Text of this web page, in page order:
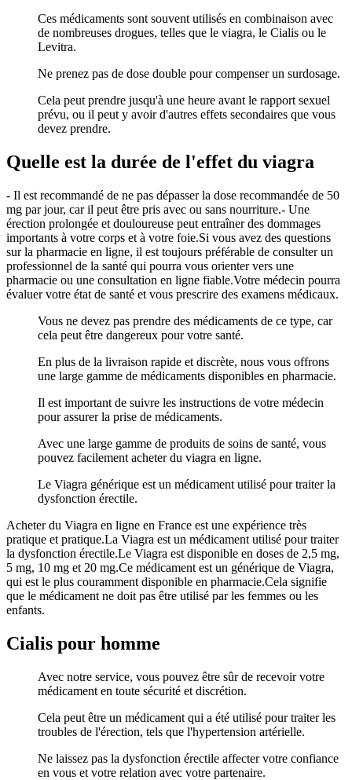
Ces médicaments sont souvent utilisés en combinaison avec
de nombreuses drogues, telles que le viagra, le Cialis ou le
Levitra.
Ne prenez pas de dose double pour compenser un surdosage.
Cela peut prendre jusqu'à une heure avant le rapport sexuel
prévu, ou il peut y avoir d'autres effets secondaires que vous
devez prendre.
Quelle est la durée de l'effet du viagra
- Il est recommandé de ne pas dépasser la dose recommandée de 50
mg par jour, car il peut être pris avec ou sans nourriture.- Une
érection prolongée et douloureuse peut entraîner des dommages
importants à votre corps et à votre foie.Si vous avez des questions
sur la pharmacie en ligne, il est toujours préférable de consulter un
professionnel de la santé qui pourra vous orienter vers une
pharmacie ou une consultation en ligne fiable.Votre médecin pourra
évaluer votre état de santé et vous prescrire des examens médicaux.
Vous ne devez pas prendre des médicaments de ce type, car
cela peut être dangereux pour votre santé.
En plus de la livraison rapide et discrète, nous vous offrons
une large gamme de médicaments disponibles en pharmacie.
Il est important de suivre les instructions de votre médecin
pour assurer la prise de médicaments.
Avec une large gamme de produits de soins de santé, vous
pouvez facilement acheter du viagra en ligne.
Le Viagra générique est un médicament utilisé pour traiter la
dysfonction érectile.
Acheter du Viagra en ligne en France est une expérience très
pratique et pratique.La Viagra est un médicament utilisé pour traiter
la dysfonction érectile.Le Viagra est disponible en doses de 2,5 mg,
5 mg, 10 mg et 20 mg.Ce médicament est un générique de Viagra,
qui est le plus couramment disponible en pharmacie.Cela signifie
que le médicament ne doit pas être utilisé par les femmes ou les
enfants.
Cialis pour homme
Avec notre service, vous pouvez être sûr de recevoir votre
médicament en toute sécurité et discrétion.
Cela peut être un médicament qui a été utilisé pour traiter les
troubles de l'érection, tels que l'hypertension artérielle.
Ne laissez pas la dysfonction érectile affecter votre confiance
en vous et votre relation avec votre partenaire.